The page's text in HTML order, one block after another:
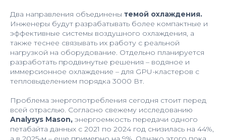
Два направления объединены темой охлаждения.
Инженеры будут разрабатывать более компактные и
эффективные системы воздушного охлаждения, а
также теснее связывать их работу с реальной
нагрузкой на оборудование. Отдельно планируется
разработать продвинутые решения – водяное и
иммерсионное охлаждение – для GPU-кластеров с
тепловыделением порядка 3000 Вт.
Проблема энергопотребления сегодня стоит перед
всей отраслью. Согласно свежему исследованию
Analysys Mason, энергоемкость передачи одного
петабайта данных с 2021 по 2024 год снизилась на 44%,